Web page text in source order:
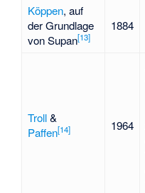
Köppen, auf
der Grundlage
vonSupan[13]
1884
Troll&
Paffen[14] 1964